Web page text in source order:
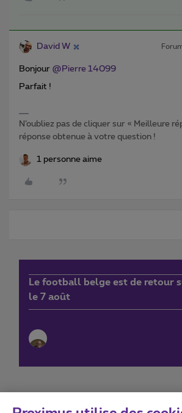
David W
Bonjour @Pierre 14099
Parfait !
N’oubliez pas de cliquer sur « Meilleure
réponse obtenue à votre question !
1 personne aime
Le football belge est de retour
le 7 août